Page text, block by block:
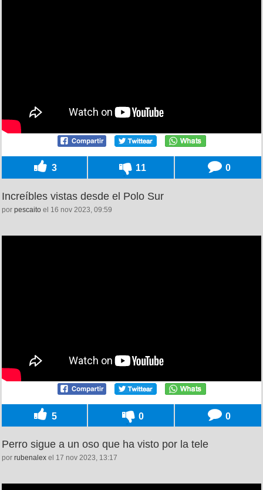
3 11 0
Increíbles vistas desde el Polo Sur
por pescaito el 16 nov 2023, 09:59
5 0 0
Perro sigue a un oso que ha visto por la tele
por rubenalex el 17 nov 2023, 13:17